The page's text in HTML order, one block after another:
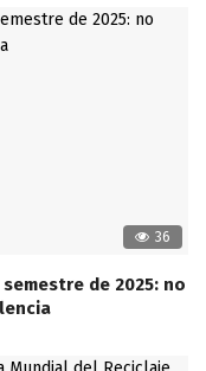
36
de 2025: no